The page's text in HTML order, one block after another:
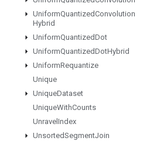
UniformQuantizedConvolution
Hybrid
UniformQuantizedDot
UniformQuantizedDotHybrid
UniformRequantize
Unique
UniqueDataset
UniqueWithCounts
Unravel Index
UnsortedSegmentJoin